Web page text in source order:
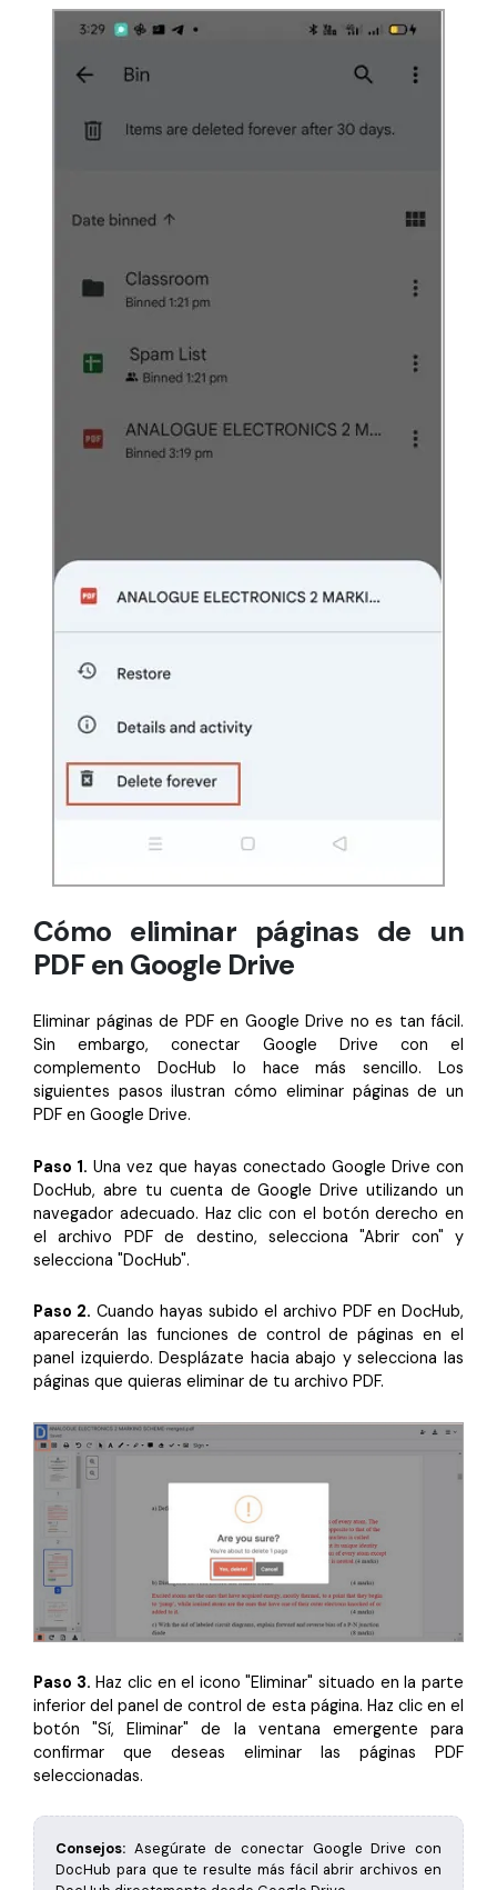
Cómo eliminar páginas de un
PDF en Google Drive
Eliminar páginas de PDF en Google Drive no es tan fácil.
Sin embargo, conectar Google Drive con el
complemento DocHub lo hace más sencillo. Los
siguientes pasos ilustran cómo eliminar páginas de un
PDF en Google Drive.
Paso 1. Una vez que hayas conectado Google Drive con
DocHub, abre tu cuenta de Google Drive utilizando un
navegador adecuado. Haz clic con el botón derecho en
el archivo PDF de destino, selecciona "Abrir con" y
selecciona "DocHub".
Paso 2. Cuando hayas subido el archivo PDF en DocHub,
aparecerán las funciones de control de páginas en el
panel izquierdo. Desplázate hacia abajo y selecciona las
páginas que quieras eliminar de tu archivo PDF.
Paso 3. Haz clic en el icono "Eliminar" situado en la parte
inferior del panel de control de esta página. Haz clic en el
botón "Sí, Eliminar" de la ventana emergente para
confirmar que deseas eliminar las páginas PDF
seleccionadas.
Consejos: Asegúrate de conectar Google Drive con
DocHub para que te resulte más fácil abrir archivos en